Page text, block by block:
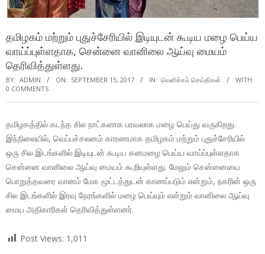
தமிழகம் மற்றும் புதுச்சேரியில் இடியுடன் கூடிய மழை பெய்ய
வாய்ப்புள்ளதாக, சென்னை வானிலை ஆய்வு மையம்
தெரிவித்துள்ளது.
BY: ADMIN ON: SEPTEMBER 15, 2017 IN: வெளிச்சம் செய்திகள்
WITH:
0 COMMENTS
தமிழகத்தில் கடந்த சில நாட்களாக பரவலாக மழை பெய்து வருகிறது.
இந்நிலையில், வெப்பச்சலனம் காரணமாக தமிழகம் மற்றும் புதுச்சேரியில்
ஒரு சில இடங்களில் இடியுடன் கூடிய கனமழை பெய்ய வாய்ப்புள்ளதாக
சென்னை வானிலை ஆய்வு மையம் கூறியுள்ளது. மேலும் சென்னையை
பொறுத்தவரை வானம் மேக மூட்டத்துடன் காணப்படும் என்றும், நகரின் ஒரு
சில இடங்களில் இரவு நேரங்களில் மழை பெய்யும் என்றும் வானிலை ஆய்வு
மைய அதிகாரிகள் தெரிவித்துள்ளனர்.
Post Views: 1,011